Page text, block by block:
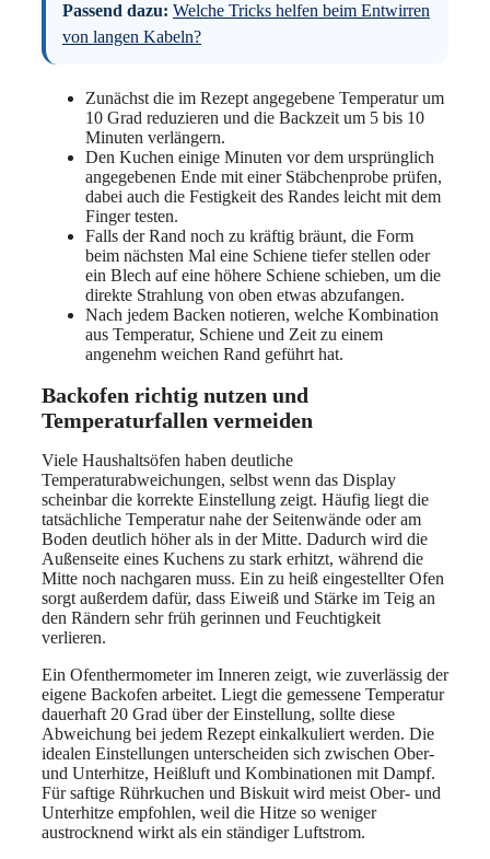
Passend dazu: Welche Tricks helfen beim Entwirren
von langen Kabeln?
Zunächst die im Rezept angegebene Temperatur um
10 Grad reduzieren und die Backzeit um 5 bis 10
Minuten verlängern.
Den Kuchen einige Minuten vor dem ursprünglich
angegebenen Ende mit einer Stäbchenprobe prüfen,
dabei auch die Festigkeit des Randes leicht mit dem
Finger testen.
Falls der Rand noch zu kräftig bräunt, die Form
beim nächsten Mal eine Schiene tiefer stellen oder
ein Blech auf eine höhere Schiene schieben, um die
direkte Strahlung von oben etwas abzufangen.
Nach jedem Backen notieren, welche Kombination
aus Temperatur, Schiene und Zeit zu einem
angenehm weichen Rand geführt hat.
Backofen richtig nutzen und
Temperaturfallen vermeiden
Viele Haushaltsöfen haben deutliche
Temperaturabweichungen, selbst wenn das Display
scheinbar die korrekte Einstellung zeigt. Häufig liegt die
tatsächliche Temperatur nahe der Seitenwände oder am
Boden deutlich höher als in der Mitte. Dadurch wird die
Außenseite eines Kuchens zu stark erhitzt, während die
Mitte noch nachgaren muss. Ein zu heiß eingestellter Ofen
sorgt außerdem dafür, dass Eiweiß und Stärke im Teig an
den Rändern sehr früh gerinnen und Feuchtigkeit
verlieren.
Ein Ofenthermometer im Inneren zeigt, wie zuverlässig der
eigene Backofen arbeitet. Liegt die gemessene Temperatur
dauerhaft 20 Grad über der Einstellung, sollte diese
Abweichung bei jedem Rezept einkalkuliert werden. Die
idealen Einstellungen unterscheiden sich zwischen Ober-
und Unterhitze, Heißluft und Kombinationen mit Dampf.
Für saftige Rührkuchen und Biskuit wird meist Ober- und
Unterhitze empfohlen, weil die Hitze so weniger
austrocknend wirkt als ein ständiger Luftstrom.